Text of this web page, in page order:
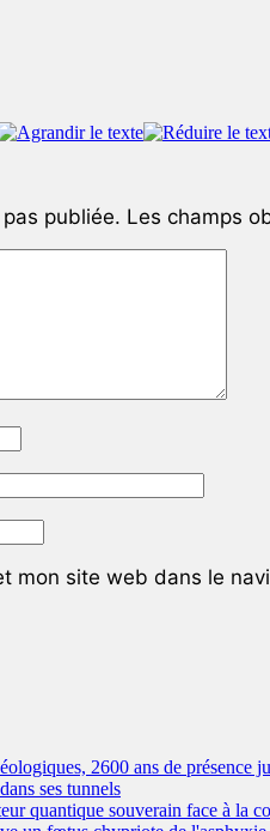
publiée. Les champs
mon site web dans le
2600 ans de présence
ses tunnels
quantique souverain face à la